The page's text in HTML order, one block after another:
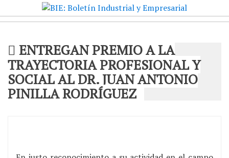
ENTREGAN PREMIO A LA
TRAYECTORIA PROFESIONAL Y
SOCIAL AL DR. JUAN ANTONIO
PINILLA RODRÍGUEZ